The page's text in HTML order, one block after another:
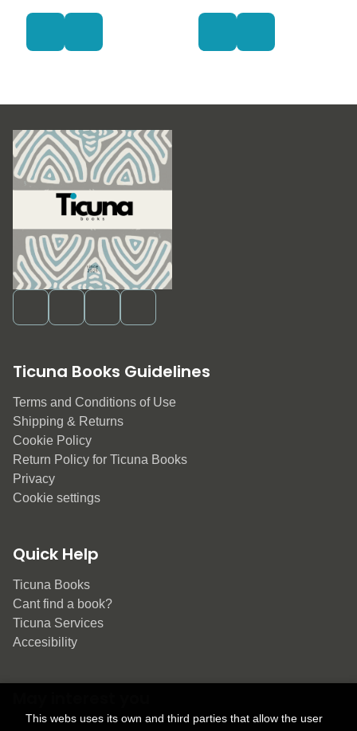
Ticuna Books Guidelines
Terms and Conditions of Use
Shipping & Returns
Cookie Policy
Return Policy for Ticuna Books
Privacy
Cookie settings
Quick Help
Ticuna Books
Cant find a book?
Ticuna Services
Accesibility
This webs uses its own and third parties that allow the user